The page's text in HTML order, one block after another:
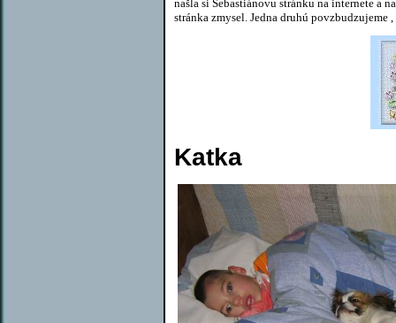
našla si Sebastiánovu stránku na internete a
stránka zmysel. Jedna druhú povzbudzujeme
Katka